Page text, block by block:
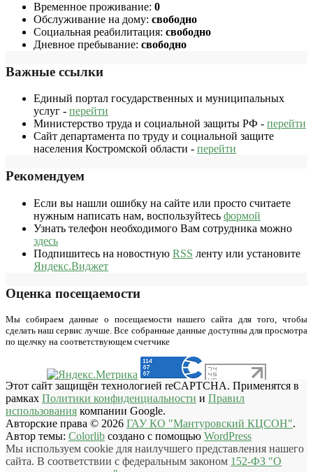
Временное проживание: 0
Обслуживание на дому: свободно
Социальная реабилитация: свободно
Дневное пребывание: свободно
Важные ссылки
Единый портал государственных и муниципальных
услуг - перейти
Министерство труда и социальной защиты РФ - перейти
Сайт департамента по труду и социальной защите
населения Костромской области - перейти
Рекомендуем
Если вы нашли ошибку на сайте или просто считаете
нужным написать нам, воспользуйтесь формой
Узнать телефон необходимого Вам сотрудника можно
здесь
Подпишитесь на новостную RSS ленту или установите
Яндекс.Виджет
Оценка посещаемости
Мы собираем данные о посещаемости нашего сайта для того, чтобы
сделать наш сервис лучше. Все собранные данные доступны для просмотра
по щелчку на соответствующем счетчике
Этот сайт защищён технологией reCAPTCHA. Применятся в
рамках Политики конфиденциальности и Правил
использования компании Google.
Авторские права © 2026 ГАУ КО "Мантуровский КЦСОН".
Автор темы: Colorlib создано с помощью WordPress
Мы используем cookie для наилучшего представления нашего
сайта. В соответствии с федеральным законом 152-ФЗ "О